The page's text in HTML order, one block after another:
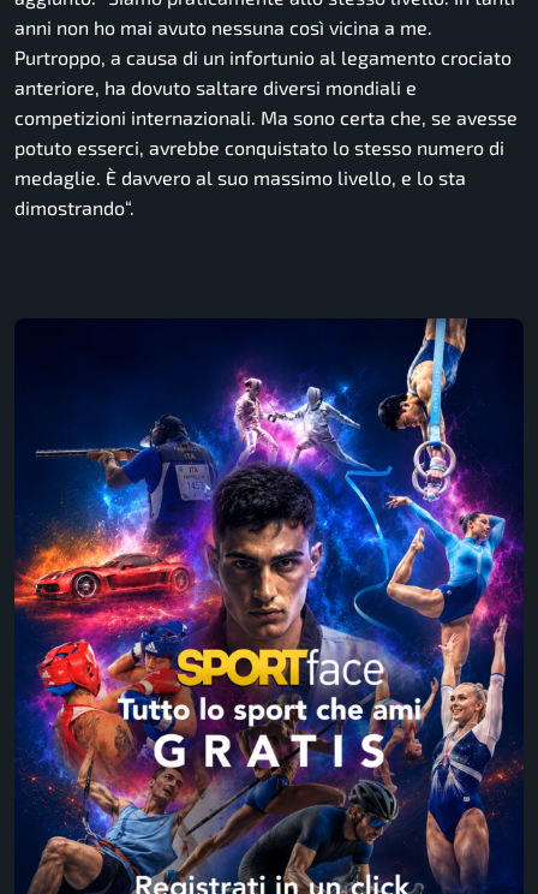
anni non ho mai avuto nessuna così vicina a me.
Purtroppo, a causa di un infortunio al legamento crociato
anteriore, ha dovuto saltare diversi mondiali e
competizioni internazionali. Ma sono certa che, se avesse
potuto esserci, avrebbe conquistato lo stesso numero di
medaglie. È davvero al suo massimo livello, e lo sta
dimostrando“.